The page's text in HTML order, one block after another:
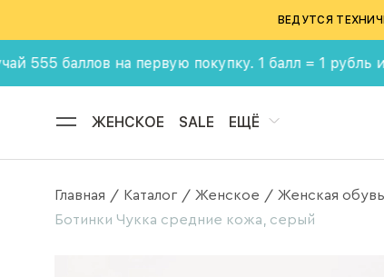
ВЕДУТСЯ
на первую покупку. 1 балл = 1 рубль и
ЖЕНСКОЕ SALE ЕЩЁ
Главная / Каталог / Женское / Женская обувь
Ботинки Чукка средние кожа, серый